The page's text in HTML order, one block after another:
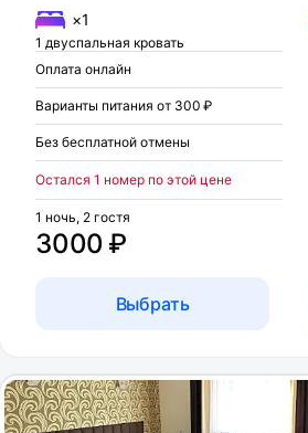
×1
1 двуспальная кровать
Оплата онлайн
Варианты питания от 300 ₽
Без бесплатной отмены
Остался 1 номер по этой цене
3000 ₽
1 ночь, 2 гостя
Выбрать